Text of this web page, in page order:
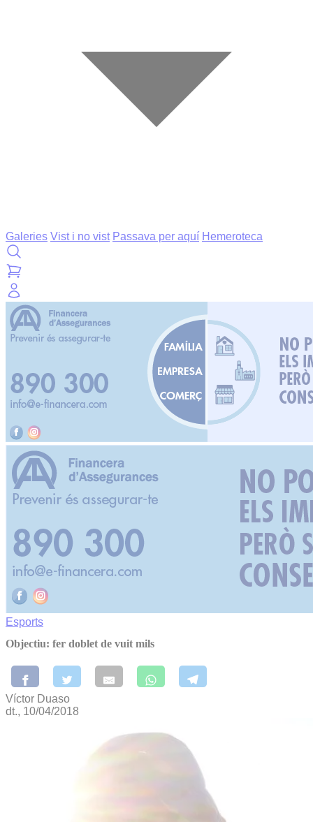
Galeries Vist i no vist Passava per aquí Hemeroteca
Esports
Objectiu: fer doblet de vuit mils
Víctor Duaso
dt., 10/04/2018